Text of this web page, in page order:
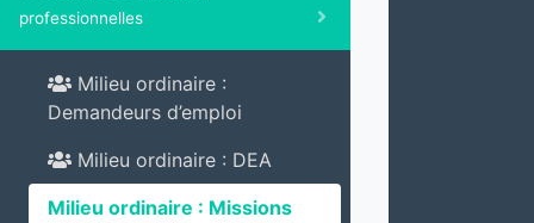
professionnelles
Milieu ordinaire :
Demandeurs d’emploi
Milieu ordinaire : DEA
Milieu ordinaire : Missions